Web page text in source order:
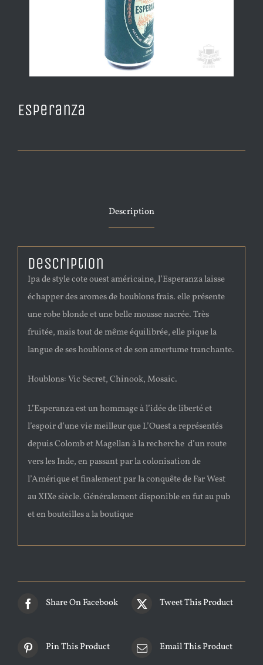
Esperanza
Description
Description
Ipa de style cote ouest américaine, l’Esperanza laisse
échapper des aromes de houblons frais. elle présente
une robe blonde et une belle mousse nacrée. Très
fruitée, mais tout de même équilibrée, elle pique la
langue de ses houblons et de son amertume tranchante.
Houblons: Vic Secret, Chinook, Mosaic.
L’Esperanza est un hommage à l’idée de liberté et
l’espoir d’une vie meilleur que L’Ouest a représentés
depuis Colomb et Magellan à la recherche d’un route
vers les Inde, en passant par la colonisation de
l’Amérique et finalement par la conquête de Far West
au XIXe siècle. Généralement disponible en fut au pub
et en bouteilles a la boutique
Share On Facebook Tweet This Product
Pin This Product Email This Product